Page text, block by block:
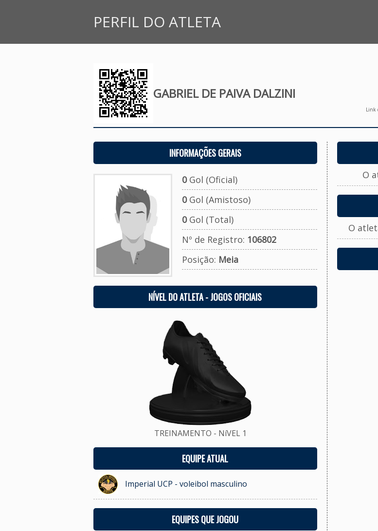
PERFIL DO ATLETA
GABRIEL DE PAIVA DALZINI
Link
INFORMAÇÕES GERAIS
0Gol (Oficial)
0Gol (Amistoso)
0Gol (Total)
Nº de Registro: 106802
Posição: Meia
NÍVEL DO ATLETA - JOGOS OFICIAIS
TREINAMENTO - NíVEL 1
EQUIPE ATUAL
Imperial UCP - voleibol masculino
EQUIPES QUE JOGOU
O
O